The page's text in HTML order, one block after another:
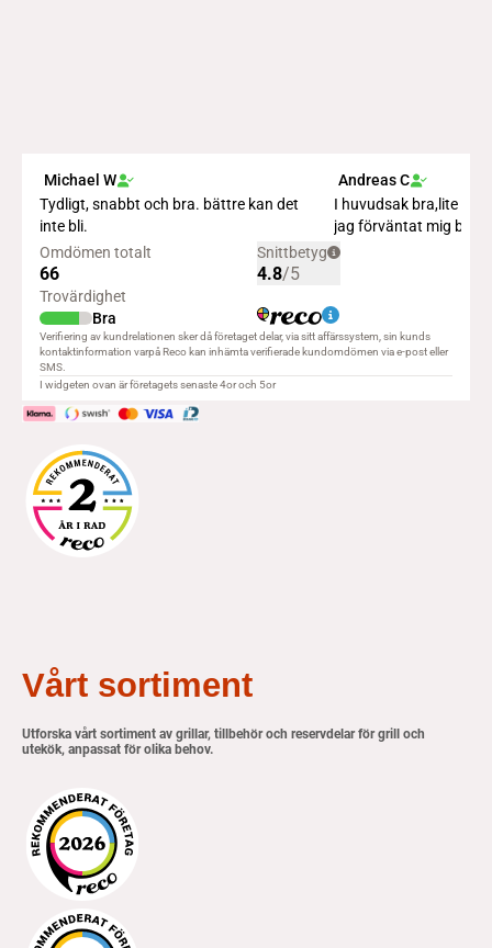
Vårt sortiment
Utforska vårt sortiment av grillar, tillbehör och reservdelar för grill och
utekök, anpassat för olika behov.